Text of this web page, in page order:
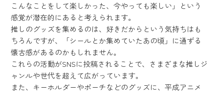
こんなことをして楽しかった、今やっても楽しい」という
感覚が潜在的にあると考えられます。
推しのグッズを集めるのは、好きだからという気持ちはも
ちろんですが、「シールとか集めていたあの頃」に通ずる
懐古感があるのかもしれません。
これらの活動がSNSに投稿されることで、さまざまな推しジ
ャンルや世代を超えて広がっています。
また、キーホルダーやポーチなどのグッズに、平成アニメ